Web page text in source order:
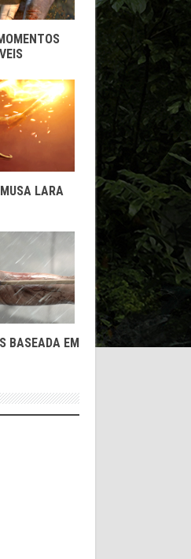
LARA
BASEADA EM